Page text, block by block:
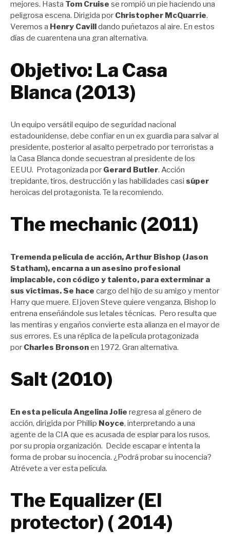
mejores. Hasta Tom Cruise se rompió un pie haciendo una
peligrosa escena. Dirigida por Christopher McQuarrie.
Veremos a Henry Cavill
dando puñetazos al aire. En estos
días de cuarentena una gran alternativa.
Objetivo: La Casa
Blanca (2013)
Un equipo versátil equipo de seguridad nacional
estadounidense, debe confiar en un ex guardia para salvar al
presidente, posterior al asalto perpetrado por terroristas a
la Casa Blanca donde secuestran al presidente de los
EEUU. Protagonizada por Gerard Butler. Acción
trepidante, tiros, destrucción y las habilidades casi súper
heroicas del protagonista. Te la recomiendo.
The mechanic (2011)
Tremenda película de acción, Arthur Bishop (Jason
Statham), encarna a un asesino profesional
implacable, con código y talento, para exterminar a
sus víctimas. Se hace cargo del hijo de su amigo y mentor
Harry que muere. El joven Steve quiere venganza, Bishop lo
entrena enseñándole sus letales técnicas. Pero resulta que
las mentiras y engaños convierte esta alianza en el mayor de
sus errores. Es una réplica de la película protagonizada
por Charles Bronsonen 1972. Gran alternativa.
Salt (2010)
En esta películaAngelina Jolie regresa al género de
acción, dirigida por Phillip Noyce, interpretando a una
agente de la CIA que es acusada de espiar para los rusos,
por su propia organización. Decide escapar e intenta la
forma de probar su inocencia. ¿Podrá probar su inocencia?
Atrévete a ver esta película.
The Equalizer (El
protector) ( 2014)